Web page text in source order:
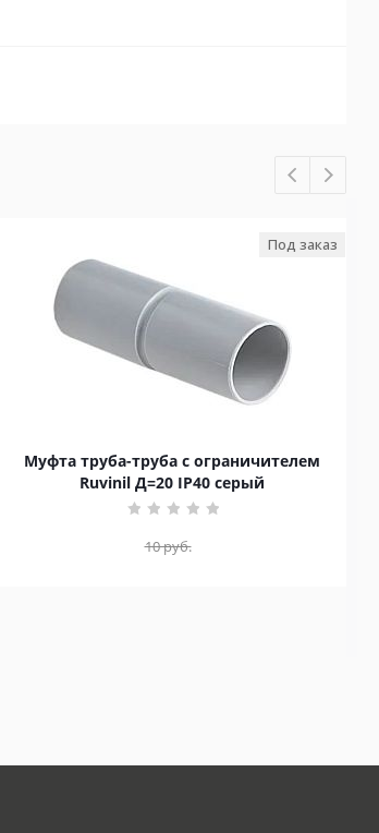
Муфта труба-труба с ограничителем
Ruvinil Д=20 IP40 серый
Под заказ
10руб.